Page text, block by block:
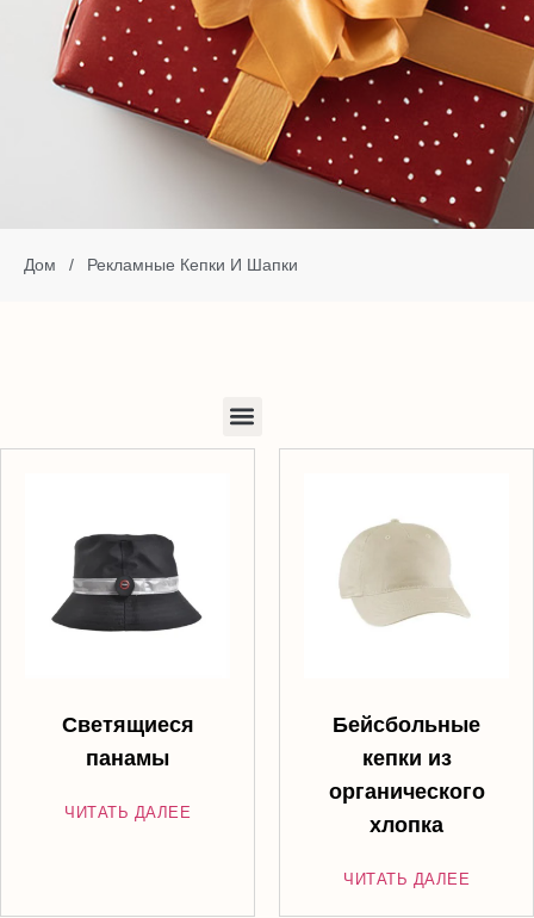
Дом / Рекламные Кепки И Шапки
Светящиеся
панамы
ЧИТАТЬ ДАЛЕЕ
Бейсбольные
кепки из
органического
хлопка
ЧИТАТЬ ДАЛЕЕ